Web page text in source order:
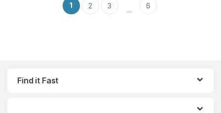
1 2 3 … 6
Find it Fast